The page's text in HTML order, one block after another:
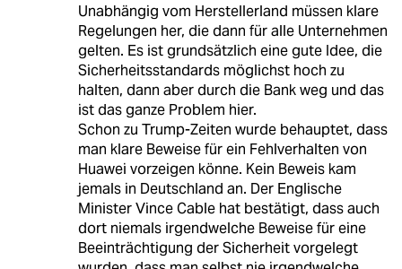
Unabhängig vom Herstellerland müssen klare
Regelungen her, die dann für alle Unternehmen
gelten. Es ist grundsätzlich eine gute Idee, die
Sicherheitsstandards möglichst hoch zu
halten, dann aber durch die Bank weg und das
ist das ganze Problem hier.
Schon zu Trump-Zeiten wurde behauptet, dass
man klare Beweise für ein Fehlverhalten von
Huawei vorzeigen könne. Kein Beweis kam
jemals in Deutschland an. Der Englische
Minister Vince Cable hat bestätigt, dass auch
dort niemals irgendwelche Beweise für eine
Beeinträchtigung der Sicherheit vorgelegt